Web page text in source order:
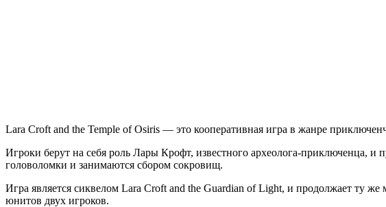
Lara Croft and the Temple of Osiris — это кооперативная игра в жанре
Игроки берут на себя роль Лары Крофт, известного археолога-приключенца,
головоломки и занимаются сбором сокровищ.
Игра является сиквелом Lara Croft and the Guardian of Light, и продолжает ту
юнитов двух игроков.